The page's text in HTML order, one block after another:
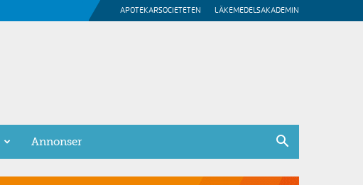
APOTEKARSOCIETETEN LÄKEMEDELSAKADEMIN
Annonser